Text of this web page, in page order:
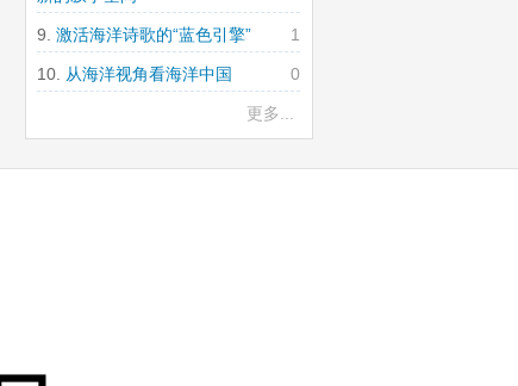
1
激活海洋诗歌的“蓝色引擎”
0
从海洋视角看海洋中国
更多...